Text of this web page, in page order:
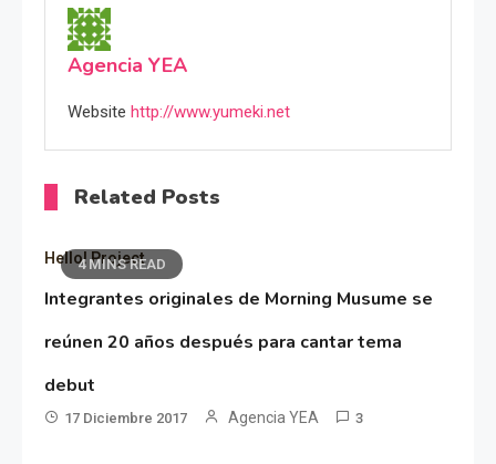
Agencia YEA
Website http://www.yumeki.net
Related Posts
4 MINS READ
Hello! Project
Integrantes originales de Morning Musume se
reúnen 20 años después para cantar tema
debut
17 Diciembre 2017 Agencia YEA 3